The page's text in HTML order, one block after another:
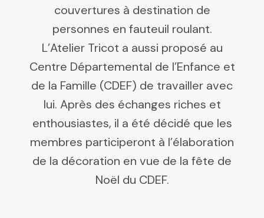
couvertures à destination de
personnes en fauteuil roulant.
L’Atelier Tricot a aussi proposé au
Centre Départemental de l’Enfance et
de la Famille (CDEF) de travailler avec
lui. Après des échanges riches et
enthousiastes, il a été décidé que les
membres participeront à l’élaboration
de la décoration en vue de la fête de
Noël du CDEF.